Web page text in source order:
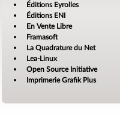
Éditions Eyrolles
Éditions ENI
En Vente Libre
Framasoft
La Quadrature du Net
Lea-Linux
Open Source Initiative
Imprimerie Grafik Plus